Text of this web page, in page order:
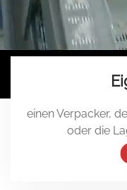
Sie
einen Verpacker,
oder die